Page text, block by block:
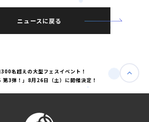
ニュースに戻る
名超えの大型フェスイベント！
第3弾！」8月26日（土）に開催決定！